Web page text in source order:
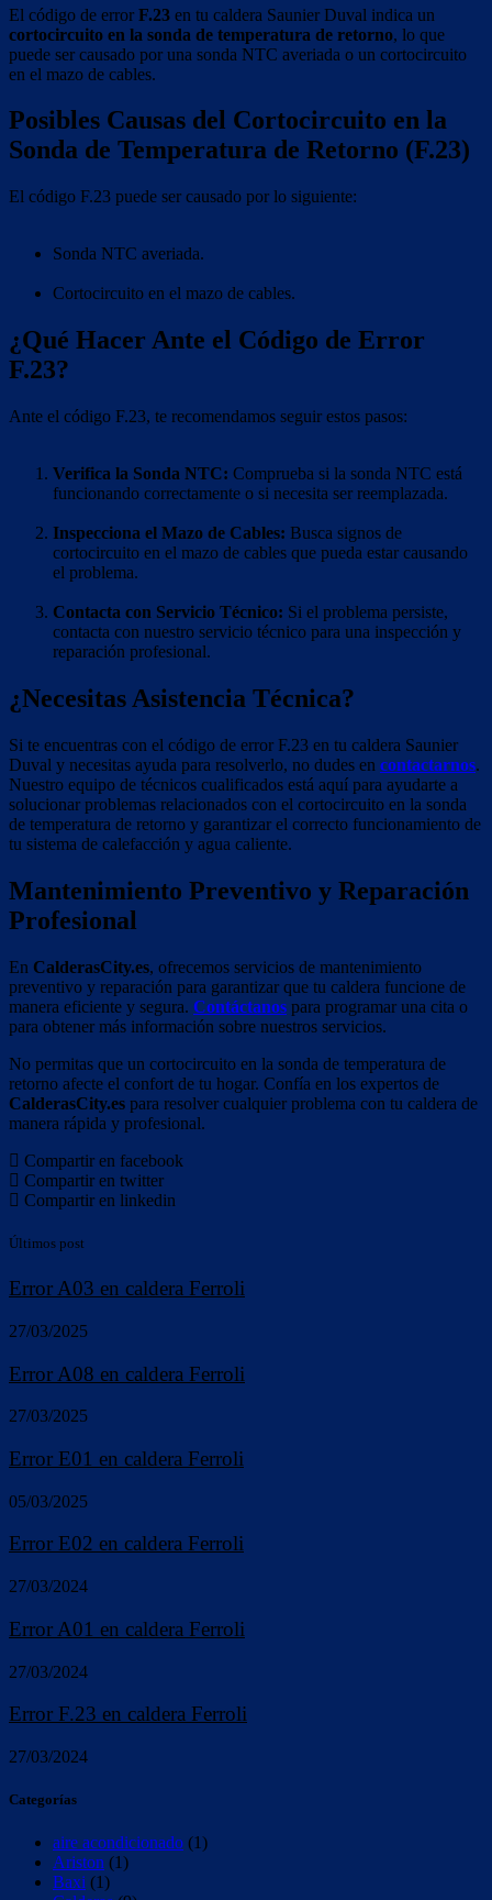
El código de error F.23 en tu caldera Saunier Duval indica un
cortocircuito en la sonda de temperatura de retorno, lo que
puede ser causado por una sonda NTC averiada o un cortocircuito
en el mazo de cables.
Posibles Causas del Cortocircuito en la
Sonda de Temperatura de Retorno (F.23)
El código F.23 puede ser causado por lo siguiente:
Sonda NTC averiada.
Cortocircuito en el mazo de cables.
¿Qué Hacer Ante el Código de Error
F.23?
Ante el código F.23, te recomendamos seguir estos pasos:
Verifica la Sonda NTC: Comprueba si la sonda NTC está
funcionando correctamente o si necesita ser reemplazada.
Inspecciona el Mazo de Cables: Busca signos de
cortocircuito en el mazo de cables que pueda estar causando
el problema.
Contacta con Servicio Técnico: Si el problema persiste,
contacta con nuestro servicio técnico para una inspección y
reparación profesional.
¿Necesitas Asistencia Técnica?
Si te encuentras con el código de error F.23 en tu caldera Saunier
Duval y necesitas ayuda para resolverlo, no dudes en contactarnos.
Nuestro equipo de técnicos cualificados está aquí para ayudarte a
solucionar problemas relacionados con el cortocircuito en la sonda
de temperatura de retorno y garantizar el correcto funcionamiento de
tu sistema de calefacción y agua caliente.
Mantenimiento Preventivo y Reparación
Profesional
En CalderasCity.es, ofrecemos servicios de mantenimiento
preventivo y reparación para garantizar que tu caldera funcione de
manera eficiente y segura. Contáctanos para programar una cita o
para obtener más información sobre nuestros servicios.
No permitas que un cortocircuito en la sonda de temperatura de
retorno afecte el confort de tu hogar. Confía en los expertos de
CalderasCity.es para resolver cualquier problema con tu caldera de
manera rápida y profesional.
Compartir en facebook
Compartir en twitter
Compartir en linkedin
Últimos post
Error A03 en caldera Ferroli
27/03/2025
Error A08 en caldera Ferroli
27/03/2025
Error E01 en caldera Ferroli
05/03/2025
Error E02 en caldera Ferroli
27/03/2024
Error A01 en caldera Ferroli
27/03/2024
Error F.23 en caldera Ferroli
27/03/2024
Categorías
aire acondicionado (1)
Ariston (1)
Baxi (1)